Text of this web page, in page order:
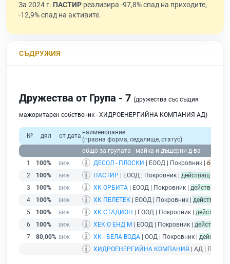
За 2024 г. ПАСТИР реализира -97,8% спад на приходите,
-12,9% спад на активите.
СЪДРУЖИЯ
Дружества от Група - 7 (дружества със същия
мажоритарен собственик - ХИДРОЕНЕРГИЙНА КОМПАНИЯ АД)
№ дял от дата наименование
(правна форма, седалище, статус)
общо за групата - майка и дъщерни д-ва
1
100% ДЕСОЛ - ПЛОСКИ | ЕООД | Покровник | без
2
100% ПАСТИР | ЕООД | Покровник | действащ
3
100% ХК ОРБИТА | ЕООД | Покровник | действащ
4
100% ХК ПЕЛЕТЕК | ЕООД | Покровник | действащ
5
100% ХК СТАДИОН | ЕООД | Покровник | действащ
6
100% ХЕК О ЕНД М | ЕООД | Покровник | действащ
7
80,00% ХК - БЕЛА ВОДА | ООД | Покровник | действащ
ХИДРОЕНЕРГИЙНА КОМПАНИЯ
| АД |